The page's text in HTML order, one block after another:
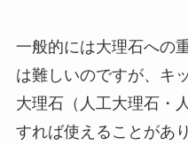
一般的には大理石への
は難しいのですが、キ
大理石（人工大理石・
すれば使えることがあ